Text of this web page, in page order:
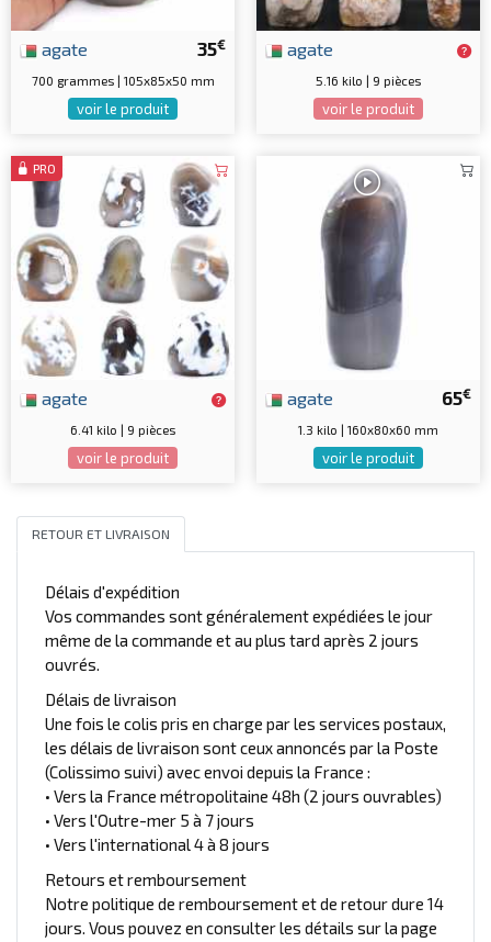
35€
agate
700 grammes | 105x85x50 mm
voir le produit
agate
5.16 kilo | 9 pièces
voir le produit
PRO
agate
6.41 kilo | 9 pièces
voir le produit
65€
agate
1.3 kilo | 160x80x60 mm
voir le produit
RETOUR ET LIVRAISON
Délais d'expédition
Vos commandes sont généralement expédiées le jour
même de la commande et au plus tard après 2 jours
ouvrés.
Délais de livraison
Une fois le colis pris en charge par les services postaux,
les délais de livraison sont ceux annoncés par la Poste
(Colissimo suivi) avec envoi depuis la France :
• Vers la France métropolitaine 48h (2 jours ouvrables)
• Vers l'Outre-mer 5 à 7 jours
• Vers l'international 4 à 8 jours
Retours et remboursement
Notre politique de remboursement et de retour dure 14
jours. Vous pouvez en consulter les détails sur la page